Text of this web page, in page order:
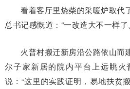
看着客厅里烧柴的采暖炉取代
总书记感慨道：“一改造大不一样了
火普村搬迁新房沿公路依山而
尔子家新居的院内平台上远眺
说：“这里的实践证明，易地扶贫